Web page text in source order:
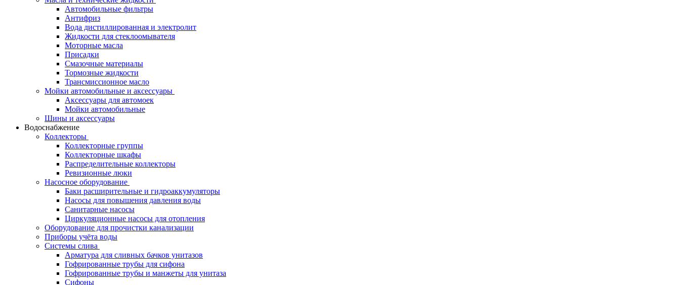
Автомобильные фильтры
Антифриз
Вода дистиллированная и электролит
Жидкости для стеклоомывателя
Моторные масла
Присадки
Смазочные материалы
Тормозные жидкости
Трансмиссионное масло
Мойки автомобильные и аксессуары
Аксессуары для автомоек
Мойки автомобильные
Шины и аксессуары
Водоснабжение
Коллекторы
Коллекторные группы
Коллекторные шкафы
Распределительные коллекторы
Ревизионные люки
Насосное оборудование
Баки расширительные и гидроаккумуляторы
Насосы для повышения давления воды
Санитарные насосы
Циркуляционные насосы для отопления
Оборудование для прочистки канализации
Приборы учёта воды
Системы слива
Арматура для сливных бачков унитазов
Гофрированные трубы для сифона
Гофрированные трубы и манжеты для унитаза
Сифоны